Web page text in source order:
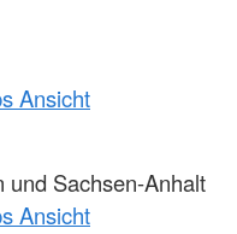
Ansicht
und Sachsen-Anhalt
Ansicht